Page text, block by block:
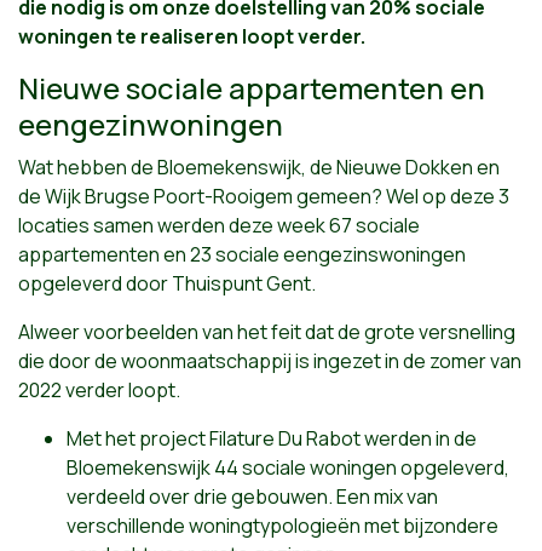
die nodig is om onze doelstelling van 20% sociale
woningen te realiseren loopt verder.
Nieuwe sociale appartementen en
eengezinwoningen
Wat hebben de Bloemekenswijk, de Nieuwe Dokken en
de Wijk Brugse Poort-Rooigem gemeen? Wel op deze 3
locaties samen werden deze week 67 sociale
appartementen en 23 sociale eengezinswoningen
opgeleverd door Thuispunt Gent.
Alweer voorbeelden van het feit dat de grote versnelling
die door de woonmaatschappij is ingezet in de zomer van
2022 verder loopt.
Met het project Filature Du Rabot werden in de
Bloemekenswijk 44 sociale woningen opgeleverd,
verdeeld over drie gebouwen. Een mix van
verschillende woningtypologieën met bijzondere